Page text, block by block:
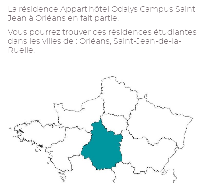
La résidence Appart'hôtel Odalys Campus Saint
Jean à Orléans en fait partie.
Vous pourrez trouver ces résidences étudiantes
dans les villes de : Orléans, Saint-Jean-de-la-
Ruelle.